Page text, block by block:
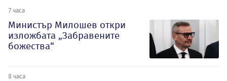
7 часа
Министър Милошев откри
изложбата „Забравените
божества“
8 часа